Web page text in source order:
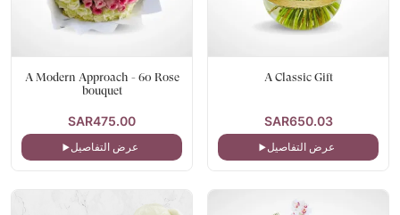
A Classic Gift
SAR650.03
عرض التفاصيل
A Modern Approach - 60 Rose
bouquet
SAR475.00
عرض التفاصيل